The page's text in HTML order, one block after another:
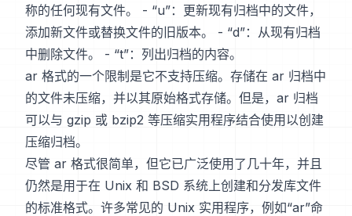
称的任何现有文件。 - “u”：更新现有归档中的文件，
添加新文件或替换文件的旧版本。 - “d”：从现有归档
中删除文件。 - “t”：列出归档的内容。
ar 格式的一个限制是它不支持压缩。存储在 ar 归档中
的文件未压缩，并以其原始格式存储。但是，ar 归档
可以与 gzip 或 bzip2 等压缩实用程序结合使用以创建
压缩归档。
尽管 ar 格式很简单，但它已广泛使用了几十年，并且
仍然是用于在 Unix 和 BSD 系统上创建和分发库文件
的标准格式。许多常见的 Unix 实用程序，例如“ar”命